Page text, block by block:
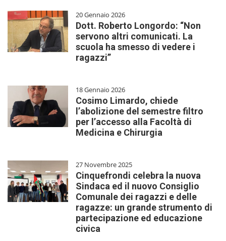
20 Gennaio 2026
Dott. Roberto Longordo: “Non
servono altri comunicati. La
scuola ha smesso di vedere i
ragazzi”
18 Gennaio 2026
Cosimo Limardo, chiede
l’abolizione del semestre filtro
per l’accesso alla Facoltà di
Medicina e Chirurgia
27 Novembre 2025
Cinquefrondi celebra la nuova
Sindaca ed il nuovo Consiglio
Comunale dei ragazzi e delle
ragazze: un grande strumento di
partecipazione ed educazione
civica